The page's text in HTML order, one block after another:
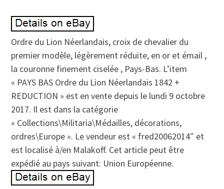
Ordre du Lion Néerlandais, croix de chevalier du
premier modèle, légèrement réduite, en or et émail ,
la couronne finement ciselée , Pays-Bas. L’item
« PAYS BAS Ordre du Lion Néerlandais 1842 +
REDUCTION » est en vente depuis le lundi 9 octobre
2017. Il est dans la catégorie
« Collections\Militaria\Médailles, décorations,
ordres\Europe ». Le vendeur est « fred20062014″ et
est localisé à/en Malakoff. Cet article peut être
expédié au pays suivant: Union Européenne.